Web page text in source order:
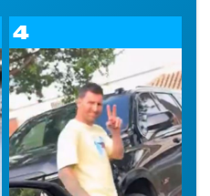
4